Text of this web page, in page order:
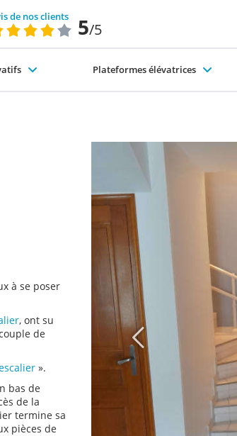
de nos clients 5/5
Plateformes élévatrices
à se poser
, ont su
de
».
bas de
de la
termine sa
pièces de